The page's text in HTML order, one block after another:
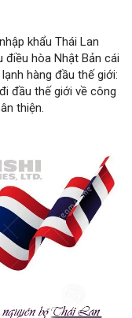
khẩu Thái Lan
điều hòa Nhật Bản cái
hàng đầu thế giới:
đầu thế giới về công
thiện.